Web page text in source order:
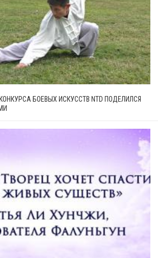
БОЕВЫХ ИСКУССТВ NTD ПОДЕЛИЛСЯ